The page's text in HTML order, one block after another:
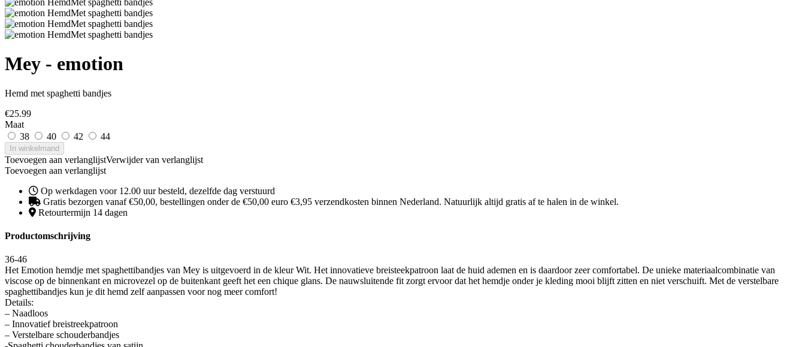
Mey - emotion
Hemd met spaghetti bandjes
€25.99
Maat
38
40 42 44
In winkelmand
Toevoegen aan verlanglijstVerwijder van verlanglijst
Toevoegen aan verlanglijst
Op werkdagen voor 12.00 uur besteld, dezelfde dag verstuurd
Gratis bezorgen vanaf €50,00, bestellingen onder de €50,00 euro €3,95 verzendkosten binnen Nederland. Natuurlijk altijd gratis af te halen in de winkel.
Retourtermijn 14 dagen
Productomschrijving
36-46
Het Emotion hemdje met spaghettibandjes van Mey is uitgevoerd in de kleur Wit. Het innovatieve breisteekpatroon laat de huid ademen en is daardoor zeer comfortabel. De unieke materiaalcombinatie van
viscose op de binnenkant en microvezel op de buitenkant geeft het een chique glans. De nauwsluitende fit zorgt ervoor dat het hemdje onder je kleding mooi blijft zitten en niet verschuift. Met de verstelbare
spaghettibandjes kun je dit hemd zelf aanpassen voor nog meer comfort!
Details:
– Naadloos
– Innovatief breistreekpatroon
– Verstelbare schouderbandjes